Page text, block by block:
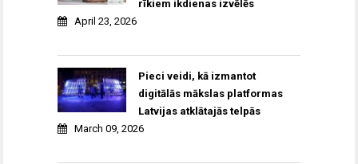
rīkiem ikdienas izvēlēs
April 23, 2026
Pieci veidi, kā izmantot
digitālās mākslas platformas
Latvijas atklātajās telpās
March 09, 2026